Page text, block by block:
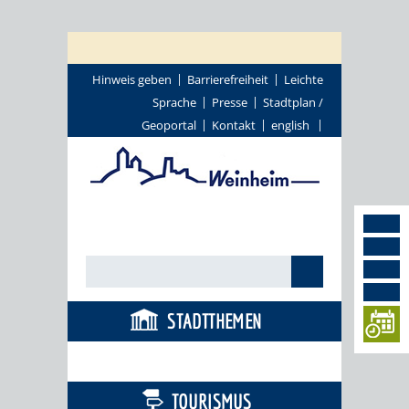
Hinweis geben Barrierefreiheit
Leichte
Sprache
Presse
Stadtplan /
Geoportal
Kontakt english
STADTTHEMEN
TOURISMUS